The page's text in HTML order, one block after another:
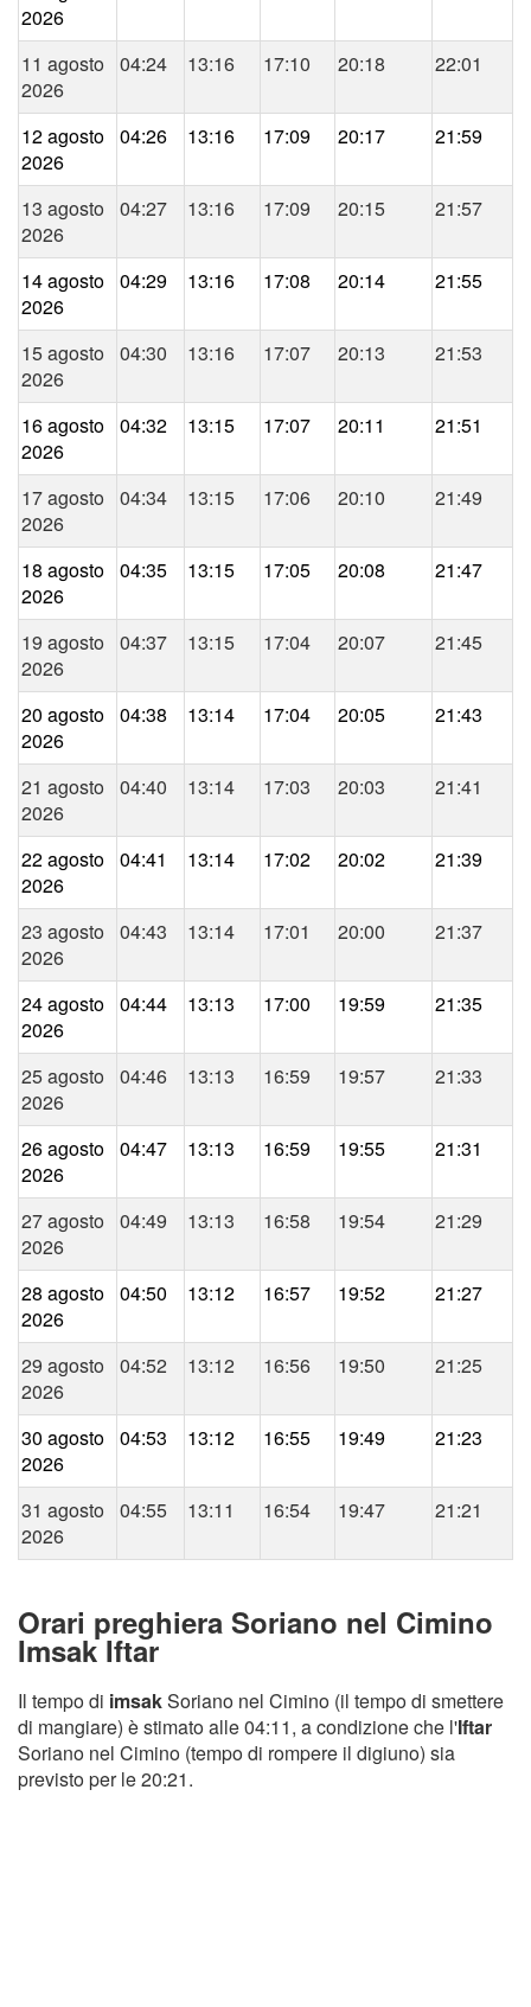
2026
11 agosto
2026
04:24 13:16 17:10 20:18 22:01
12 agosto
2026
04:26 13:16 17:09 20:17 21:59
13 agosto
2026
04:27 13:16 17:09 20:15 21:57
14 agosto
2026
04:29 13:16 17:08 20:14 21:55
15 agosto
2026
04:30 13:16 17:07 20:13 21:53
16 agosto
2026
04:32 13:15 17:07 20:11 21:51
17 agosto
2026
04:34 13:15 17:06 20:10 21:49
18 agosto
2026
04:35 13:15 17:05 20:08 21:47
19 agosto
2026
04:37 13:15 17:04 20:07 21:45
20 agosto
2026
04:38 13:14 17:04 20:05 21:43
21 agosto
2026
04:40 13:14 17:03 20:03 21:41
22 agosto
2026
04:41 13:14 17:02 20:02 21:39
23 agosto
2026
04:43 13:14 17:01 20:00 21:37
24 agosto
2026
04:44 13:13 17:00 19:59 21:35
25 agosto
2026
04:46 13:13 16:59 19:57 21:33
26 agosto
2026
04:47 13:13 16:59 19:55 21:31
27 agosto
2026
04:49 13:13 16:58 19:54 21:29
28 agosto
2026
04:50 13:12 16:57 19:52 21:27
29 agosto
2026
04:52 13:12 16:56 19:50 21:25
30 agosto
2026
04:53 13:12 16:55 19:49 21:23
31 agosto
2026
04:55 13:11 16:54 19:47 21:21
Orari preghiera Soriano nel Cimino
Imsak Iftar
Il tempo di imsakSoriano nel Cimino (il tempo di smettere
di mangiare) è stimato alle 04:11, a condizione che l'Iftar
Soriano nel Cimino (tempo di rompere il digiuno) sia
previsto per le 20:21.